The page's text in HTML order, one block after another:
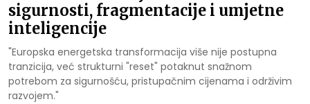
sigurnosti, fragmentacije i umjetne
inteligencije
"Europska energetska transformacija više nije postupna
tranzicija, već strukturni "reset" potaknut snažnom
potrebom za sigurnošću, pristupačnim cijenama i održivim
razvojem."